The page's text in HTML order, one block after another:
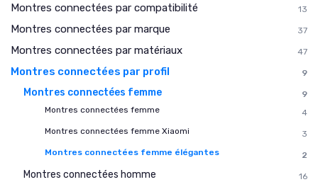
Montres connectées par compatibilité 13
Montres connectées par marque 37
Montres connectées par matériaux 47
Montres connectées par profil 9
Montres connectées femme
9
Montres connectées femme
4
Montres connectées femme Xiaomi
3
Montres connectées femme élégantes
2
Montres connectées homme 16